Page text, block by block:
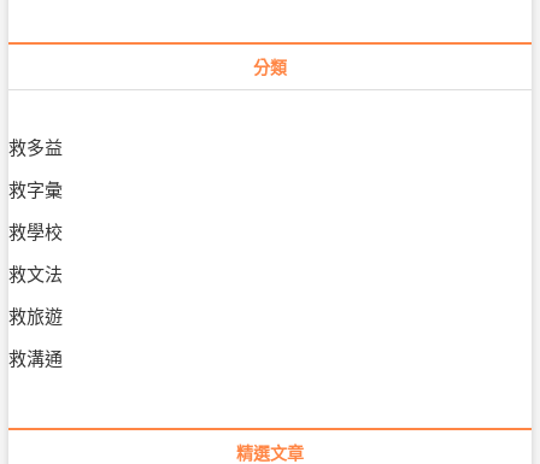
分類
救多益
救字彙
救學校
救文法
救旅遊
救溝通
精選文章